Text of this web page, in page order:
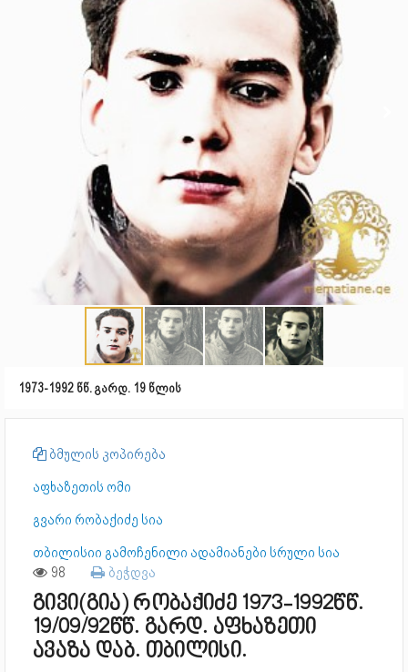
1973-1992 წწ. გარდ. 19 წლის
ბმულის კოპირება
აფხაზეთის ომი
გვარი რობაქიძე სია
თბილისიი გამოჩენილი ადამიანები სრული სია
98 ბეჭდვა
გივი(გია) რობაქიძე 1973-1992წწ.
19/09/92წწ. გარდ. აფხაზეთი
ავაზა დაბ. თბილისი.